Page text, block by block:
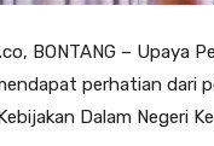
BONTANG –
perhatian dari
Dalam Negeri